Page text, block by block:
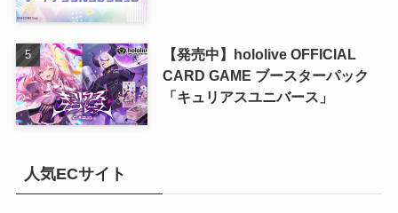
【発売中】hololive OFFICIAL
CARD GAME ブースターパック
「キュリアスユニバース」
人気ECサイト